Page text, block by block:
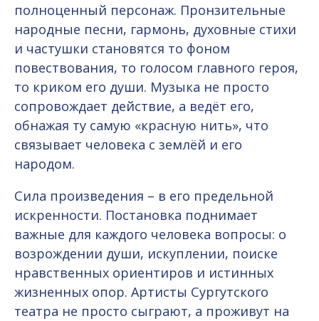
полноценный персонаж. Пронзительные
народные песни, гармонь, духовные стихи
и частушки становятся то фоном
повествования, то голосом главного героя,
то криком его души. Музыка не просто
сопровождает действие, а ведёт его,
обнажая ту самую «красную нить», что
связывает человека с землёй и его
народом.
Сила произведения – в его предельной
искренности. Постановка поднимает
важные для каждого человека вопросы: о
возрождении души, искуплении, поиске
нравственных ориентиров и истинных
жизненных опор. Артисты Сургутского
театра не просто сыграют, а проживут на